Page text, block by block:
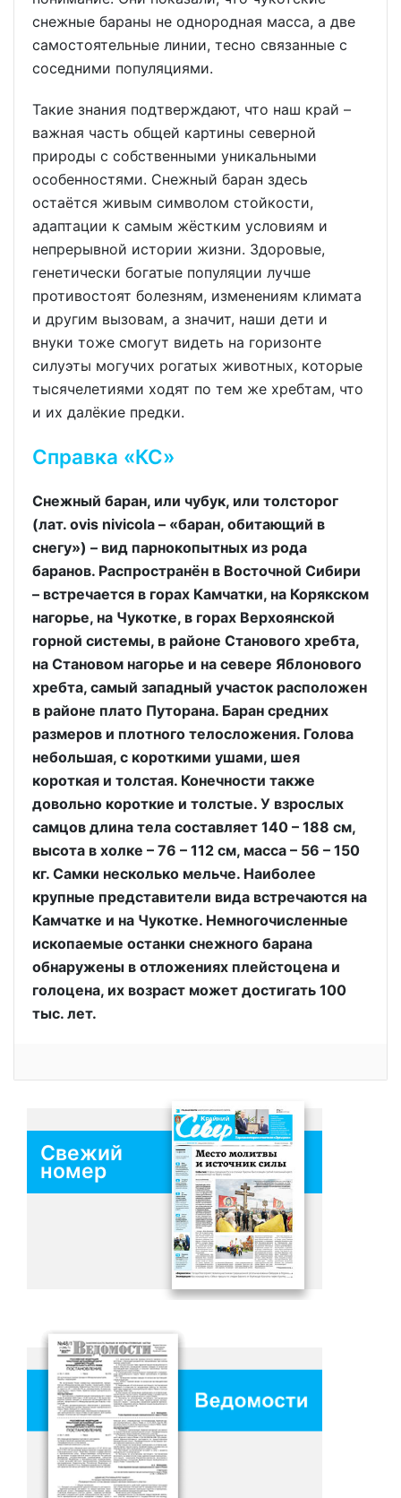
снежные бараны не однородная масса, а две
самостоятельные линии, тесно связанные с
соседними популяциями.
Такие знания подтверждают, что наш край –
важная часть общей картины северной
природы с собственными уникальными
особенностями. Снежный баран здесь
остаётся живым символом стойкости,
адаптации к самым жёстким условиям и
непрерывной истории жизни. Здоровые,
генетически богатые популяции лучше
противостоят болезням, изменениям климата
и другим вызовам, а значит, наши дети и
внуки тоже смогут видеть на горизонте
силуэты могучих рогатых животных, которые
тысячелетиями ходят по тем же хребтам, что
и их далёкие предки.
Справка «КС»
Снежный баран, или чубук, или толсторог
(лат. ovis nivicola – «баран, обитающий в
снегу») – вид парнокопытных из рода
баранов. Распространён в Восточной Сибири
– встречается в горах Камчатки, на Корякском
нагорье, на Чукотке, в горах Верхоянской
горной системы, в районе Станового хребта,
на Становом нагорье и на севере Яблонового
хребта, самый западный участок расположен
в районе плато Путорана. Баран средних
размеров и плотного телосложения. Голова
небольшая, с короткими ушами, шея
короткая и толстая. Конечности также
довольно короткие и толстые. У взрослых
самцов длина тела составляет 140 – 188 см,
высота в холке – 76 – 112 см, масса – 56 – 150
кг. Самки несколько мельче. Наиболее
крупные представители вида встречаются на
Камчатке и на Чукотке. Немногочисленные
ископаемые останки снежного барана
обнаружены в отложениях плейстоцена и
голоцена, их возраст может достигать 100
тыс. лет.
Свежий
номер